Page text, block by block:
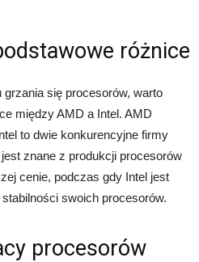
różnice
się procesorów, warto
między AMD a Intel. AMD
to dwie konkurencyjne firmy
znane z produkcji procesorów
cenie, podczas gdy Intel jest
swoich procesorów.
procesorów